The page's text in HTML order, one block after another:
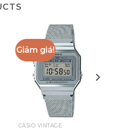
Giảm giá!
CASIO VINTAGE